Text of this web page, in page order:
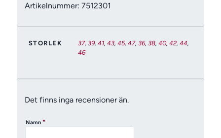
Artikelnummer: 7512301
STORLEK 37, 39, 41, 43, 45, 47, 36, 38, 40, 42, 44,
46
Det finns inga recensioner än.
Namn *